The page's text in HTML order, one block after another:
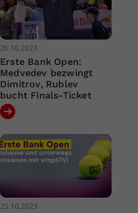
26.10.2023
Erste Bank Open:
Medvedev bezwingt
Dimitrov, Rublev
bucht Finals-Ticket
25.10.2023